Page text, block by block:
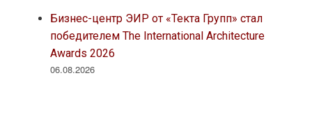
Бизнес-центр ЭИР от «Текта Групп» стал
победителем The International Architecture
Awards 2026
06.08.2026